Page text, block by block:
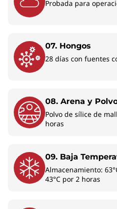
Radeon™ de última
Probada para
07. Hongos
28 días con fuentes
08. Arena y
Polvo de sílice de
horas
09. Baja
Almacenamiento:
43°C por 2 horas